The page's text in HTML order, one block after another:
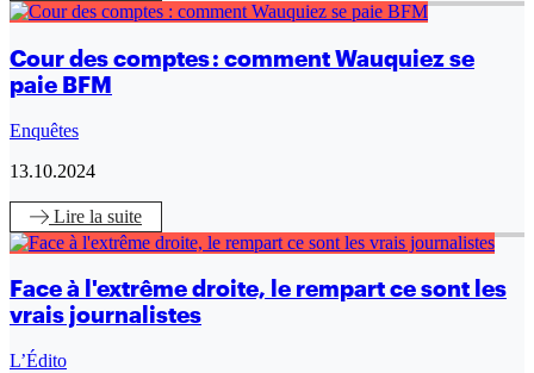
Cour des comptes : comment Wauquiez se
paie BFM
Enquêtes
13.10.2024
Lire la suite
Face à l'extrême droite, le rempart ce sont les
vrais journalistes
L’Édito